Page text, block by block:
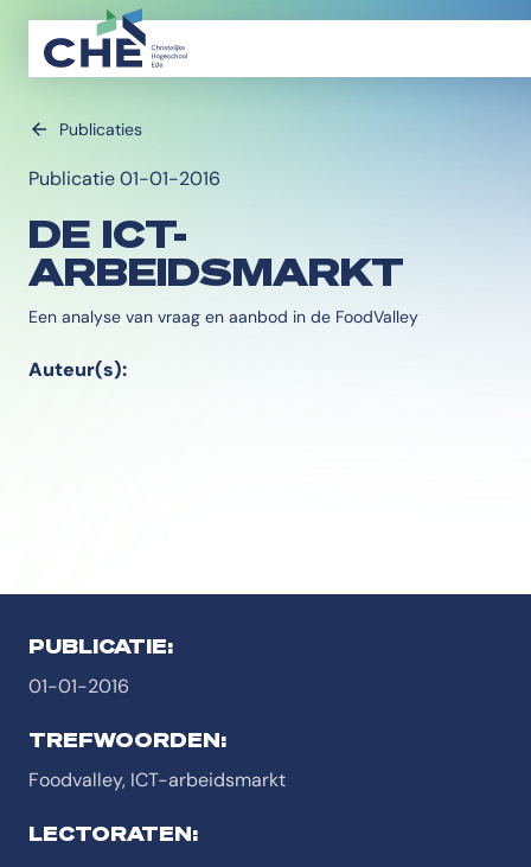
Publicaties
Publicatie 01-01-2016
DE ICT-
ARBEIDSMARKT
Een analyse van vraag en aanbod in de FoodValley
Auteur(s):
PUBLICATIE:
01-01-2016
TREFWOORDEN:
Foodvalley, ICT-arbeidsmarkt
LECTORATEN: